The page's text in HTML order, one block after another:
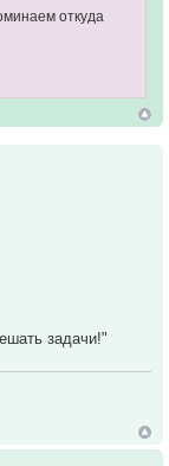
откуда
задачи!"